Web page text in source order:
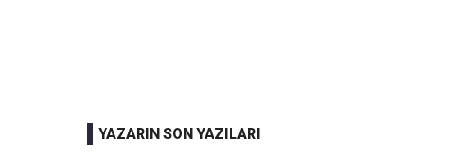
YAZARIN SON YAZILARI